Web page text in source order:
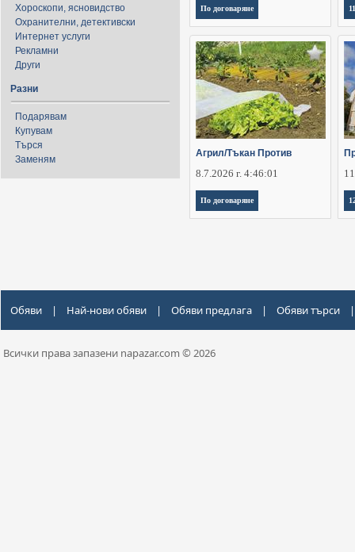
Хороскопи, ясновидство
Охранителни, детективски
Интернет услуги
Рекламни
Други
Разни
Подарявам
Купувам
Търся
Заменям
По договаряне
Агрил/Тъкан Против
8.7.2026 г. 4:46:01
По договаряне
Обяви | Най-нови обяви | Обяви предлага | Обяви търси |
Всички права запазени napazar.com © 2026